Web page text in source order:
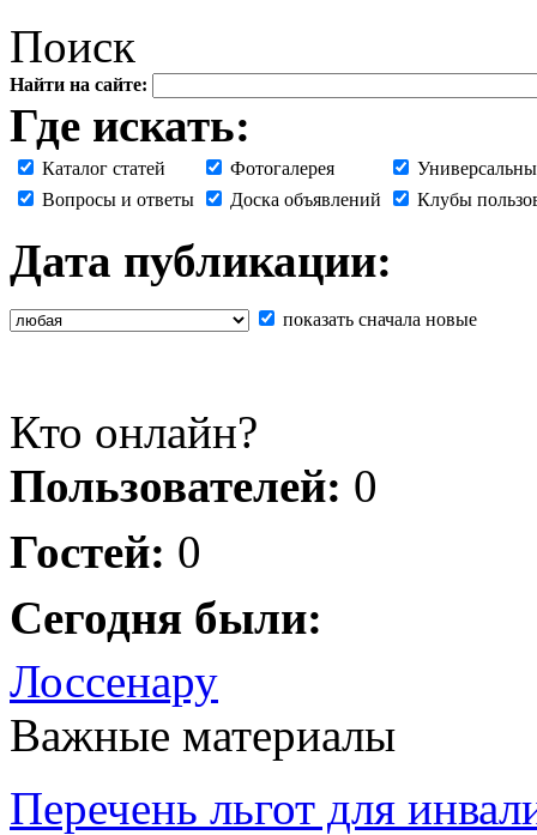
Поиск
Найти на сайте:
Где искать:
Каталог статей Фотогалерея
Вопросы и ответы
Доска объявлений Клубы
Дата публикации:
показать сначала новые
Кто онлайн?
Пользователей: 0
Гостей: 0
Сегодня были:
Лоссенару
Важные материалы
Перечень льгот для